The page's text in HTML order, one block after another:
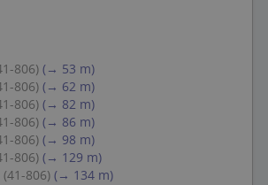
806) (→ 53 m)
806) (→ 62 m)
806) (→ 82 m)
806) (→ 86 m)
806) (→ 98 m)
806) (→ 129 m)
806) (→ 134 m)
użytkownika i
Script.com
zgody